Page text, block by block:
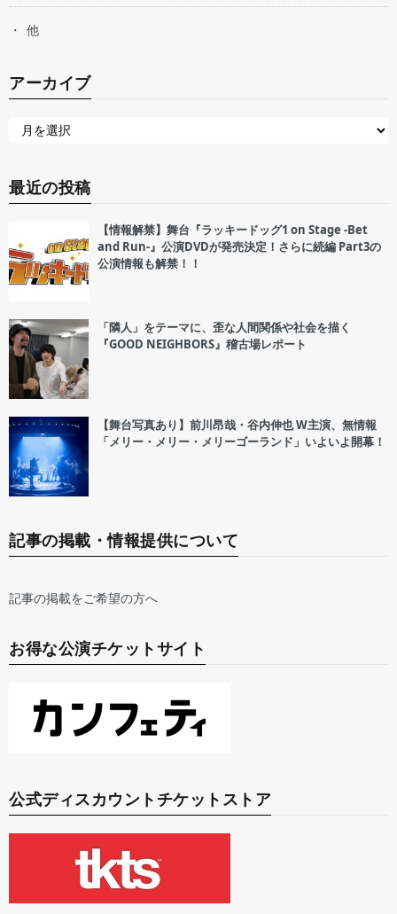
他
アーカイブ
最近の投稿
【情報解禁】舞台『ラッキードッグ1 on Stage -Bet
and Run-』公演DVDが発売決定！さらに続編 Part3の
公演情報も解禁！！
「隣人」をテーマに、歪な人間関係や社会を描く
『GOOD NEIGHBORS』稽古場レポート
【舞台写真あり】前川昂哉・谷内伸也 W主演、無情報
「メリー・メリー・メリーゴーランド」いよいよ開幕！
記事の掲載・情報提供について
記事の掲載をご希望の方へ
お得な公演チケットサイト
公式ディスカウントチケットストア